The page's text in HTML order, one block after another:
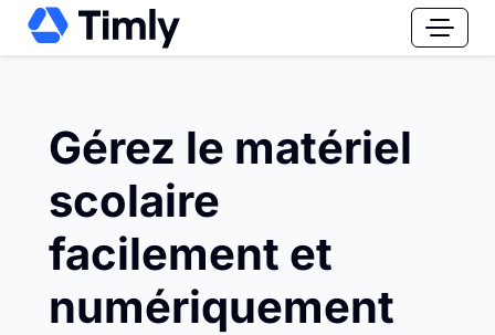
Gérez le matériel
scolaire
facilement et
numériquement